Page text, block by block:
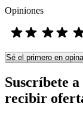
Opiniones
Sé el primero en
Suscríbete
recibir